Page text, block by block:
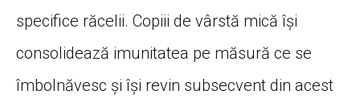
specifice răcelii. Copiii de vârstă mică își
consolidează imunitatea pe măsură ce se
îmbolnăvesc și își revin subsecvent din acest